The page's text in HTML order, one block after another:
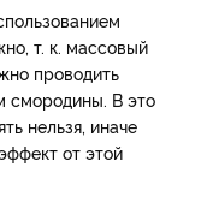
т. к. массовый
проводить
смородины. В это
нельзя, иначе
от этой